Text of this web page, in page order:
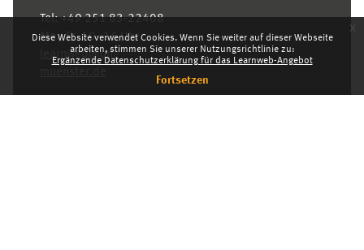
Diese Website verwendet Cookies. Wenn Sie weiter auf dieser Webseite
arbeiten, stimmen Sie unserer Nutzungsrichtlinie zu:
Ergänzende Datenschutzerklärung für das Learnweb-Angebot
Fortsetzen
x
Tel:+49 251 83-22408
Mo.- Fr. 10–16 Uhr
learnweb@uni-